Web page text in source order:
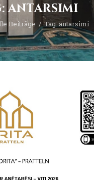
antarsimi
Beiträge Tag: antarsimi